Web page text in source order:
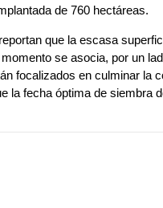
de 760 hectáreas.
que la escasa
se asocia, por un
focalizados en culminar la
la fecha óptima de siembra